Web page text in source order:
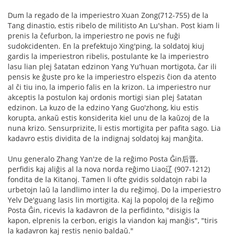
Dum la regado de la imperiestro Xuan Zong(712-755) de la
Tang dinastio, estis ribelo de militisto An Lu'shan. Post kiam li
prenis la ĉefurbon, la imperiestro ne povis ne fuĝi
sudokcidenten. En la prefektujo Xing'ping, la soldatoj kiuj
gardis la imperiestron ribelis, postulante ke la imperiestro
lasu lian plej ŝatatan edzinon Yang Yu'huan mortigota, ĉar ili
pensis ke ĝuste pro ke la imperiestro elspezis ĉion da atento
al ĉi tiu ino, la imperio falis en la krizon. La imperiestro nur
akceptis la postulon kaj ordonis mortigi sian plej ŝatatan
edzinon. La kuzo de la edzino Yang Guo'zhong, kiu estis
korupta, ankaŭ estis konsiderita kiel unu de la kaŭzoj de la
nuna krizo. Sensurprizite, li estis mortigita per pafita sago. Lia
kadavro estis dividita de la indignaj soldatoj kaj manĝita.
Unu generalo Zhang Yan'ze de la reĝimo Posta Ĝin后晋,
perfidis kaj aliĝis al la nova norda reĝimo Liao辽 (907-1212)
fondita de la Kitanoj. Tamen li ofte gvidis soldatojn rabi la
urbetojn laŭ la landlimo inter la du reĝimoj. Do la imperiestro
Yelv De'guang lasis lin mortigita. Kaj la popoloj de la reĝimo
Posta Ĝin, ricevis la kadavron de la perfidinto, "disigis la
kapon, elprenis la cerbon, erigis la viandon kaj manĝis", "tiris
la kadavron kaj restis nenio baldaŭ."